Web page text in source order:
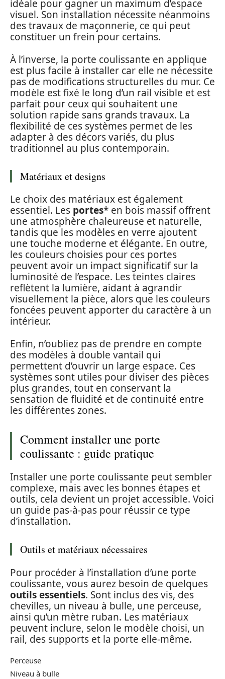
idéale pour gagner un maximum d’espace
visuel. Son installation nécessite néanmoins
des travaux de maçonnerie, ce qui peut
constituer un frein pour certains.
À l’inverse, la porte coulissante en applique
est plus facile à installer car elle ne nécessite
pas de modifications structurelles du mur. Ce
modèle est fixé le long d’un rail visible et est
parfait pour ceux qui souhaitent une
solution rapide sans grands travaux. La
flexibilité de ces systèmes permet de les
adapter à des décors variés, du plus
traditionnel au plus contemporain.
Matériaux et designs
Le choix des matériaux est également
essentiel. Les portes* en bois massif offrent
une atmosphère chaleureuse et naturelle,
tandis que les modèles en verre ajoutent
une touche moderne et élégante. En outre,
les couleurs choisies pour ces portes
peuvent avoir un impact significatif sur la
luminosité de l’espace. Les teintes claires
reflètent la lumière, aidant à agrandir
visuellement la pièce, alors que les couleurs
foncées peuvent apporter du caractère à un
intérieur.
Enfin, n’oubliez pas de prendre en compte
des modèles à double vantail qui
permettent d’ouvrir un large espace. Ces
systèmes sont utiles pour diviser des pièces
plus grandes, tout en conservant la
sensation de fluidité et de continuité entre
les différentes zones.
Comment installer une porte
coulissante : guide pratique
Installer une porte coulissante peut sembler
complexe, mais avec les bonnes étapes et
outils, cela devient un projet accessible. Voici
un guide pas-à-pas pour réussir ce type
d’installation.
Outils et matériaux nécessaires
Pour procéder à l’installation d’une porte
coulissante, vous aurez besoin de quelques
outils essentiels. Sont inclus des vis, des
chevilles, un niveau à bulle, une perceuse,
ainsi qu’un mètre ruban. Les matériaux
peuvent inclure, selon le modèle choisi, un
rail, des supports et la porte elle-même.
Perceuse
Niveau à bulle